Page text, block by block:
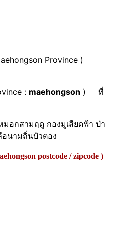
Province )
: maehongson ) ที่
อกสามฤดู กองมูเสียดฟ้า ป่า
อนามถิ่นบัวตอง
postcode / zipcode )